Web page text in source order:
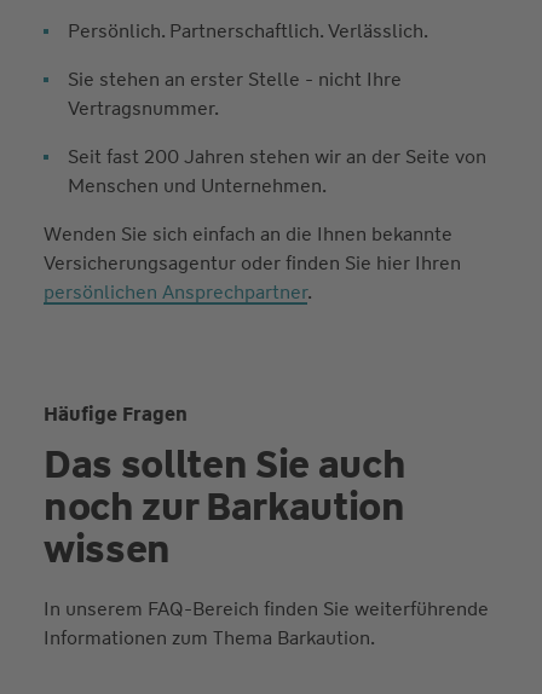
Persönlich. Partnerschaftlich. Verlässlich.
Sie stehen an erster Stelle - nicht Ihre
Vertragsnummer.
Seit fast 200 Jahren stehen wir an der Seite von
Menschen und Unternehmen.
Wenden Sie sich einfach an die Ihnen bekannte
Versicherungsagentur oder finden Sie hier Ihren
persönlichen Ansprechpartner.
Häufige Fragen
Das sollten Sie auch
noch zur Barkaution
wissen
In unserem FAQ-Bereich finden Sie weiterführende
Informationen zum Thema Barkaution.